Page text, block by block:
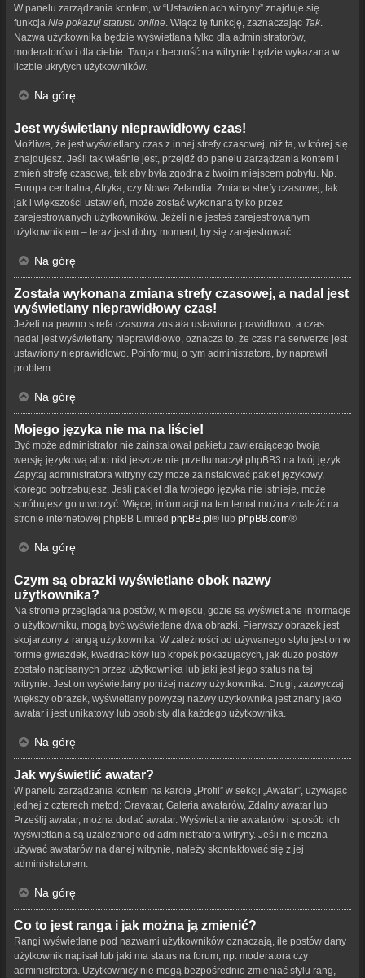
W panelu zarządzania kontem, w “Ustawieniach witryny” znajduje się
funkcja Nie pokazuj statusu online . Włącz tę funkcję, zaznaczając Tak
Nazwa użytkownika będzie wyświetlana tylko dla administratorów,
moderatorów i dla ciebie. Twoja obecność na witrynie będzie wykazana w
liczbie ukrytych użytkowników.
Na górę
Jest wyświetlany nieprawidłowy czas!
Możliwe, że jest wyświetlany czas z innej strefy czasowej, niż ta, w której się
znajdujesz. Jeśli tak właśnie jest, przejdź do panelu zarządzania kontem i
zmień strefę czasową, tak aby była zgodna z twoim miejscem pobytu. Np.
Europa centralna, Afryka, czy Nowa Zelandia. Zmiana strefy czasowej, tak
jak i większości ustawień, może zostać wykonana tylko przez
zarejestrowanych użytkowników. Jeżeli nie jesteś zarejestrowanym
użytkownikiem – teraz jest dobry moment, by się zarejestrować.
Na górę
Została wykonana zmiana strefy czasowej, a nadal jest
wyświetlany nieprawidłowy czas!
Jeżeli na pewno strefa czasowa została ustawiona prawidłowo, a czas
nadal jest wyświetlany nieprawidłowo, oznacza to, że czas na serwerze jest
ustawiony nieprawidłowo. Poinformuj o tym administratora, by naprawił
problem.
Na górę
Mojego języka nie ma na liście!
Być może administrator nie zainstalował pakietu zawierającego twoją
wersję językową albo nikt jeszcze nie przetłumaczył phpBB3 na twój język.
Zapytaj administratora witryny czy może zainstalować pakiet językowy,
którego potrzebujesz. Jeśli pakiet dla twojego języka nie istnieje, może
spróbujesz go utworzyć. Więcej informacji na ten temat można znaleźć na
stronie internetowej phpBB Limited phpBB.pl® lub phpBB.com®
Na górę
Czym są obrazki wyświetlane obok nazwy
użytkownika?
Na stronie przeglądania postów, w miejscu, gdzie są wyświetlane informacje
o użytkowniku, mogą być wyświetlane dwa obrazki. Pierwszy obrazek jest
skojarzony z rangą użytkownika. W zależności od używanego stylu jest on w
formie gwiazdek, kwadracików lub kropek pokazujących, jak dużo postów
zostało napisanych przez użytkownika lub jaki jest jego status na tej
witrynie. Jest on wyświetlany poniżej nazwy użytkownika. Drugi, zazwyczaj
większy obrazek, wyświetlany powyżej nazwy użytkownika jest znany jako
awatar i jest unikatowy lub osobisty dla każdego użytkownika.
Na górę
Jak wyświetlić awatar?
W panelu zarządzania kontem na karcie „Profil” w sekcji „Awatar”, używając
jednej z czterech metod: Gravatar, Galeria awatarów, Zdalny awatar lub
Prześlij awatar, można dodać awatar. Wyświetlanie awatarów i sposób ich
wyświetlania są uzależnione od administratora witryny. Jeśli nie można
używać awatarów na danej witrynie, należy skontaktować się z jej
administratorem.
Na górę
Co to jest ranga i jak można ją zmienić?
Rangi wyświetlane pod nazwami użytkowników oznaczają, ile postów dany
użytkownik napisał lub jaki ma status na forum, np. moderatora czy
administratora. Użytkownicy nie mogą bezpośrednio zmieniać stylu rang,